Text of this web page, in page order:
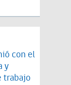
con el
y
trabajo